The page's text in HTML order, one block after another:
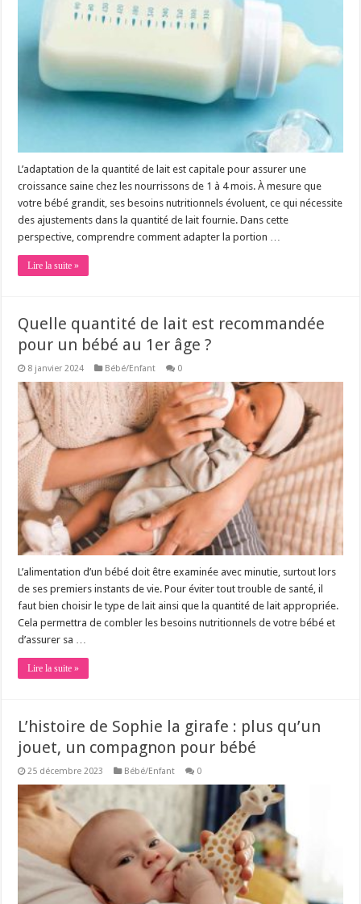
L’adaptation de la quantité de lait est capitale pour assurer une
croissance saine chez les nourrissons de 1 à 4 mois. À mesure que
votre bébé grandit, ses besoins nutritionnels évoluent, ce qui nécessite
des ajustements dans la quantité de lait fournie. Dans cette
perspective, comprendre comment adapter la portion …
Lire la suite »
Quelle quantité de lait est recommandée
pour un bébé au 1er âge ?
8 janvier 2024 Bébé/Enfant 0
L’alimentation d’un bébé doit être examinée avec minutie, surtout lors
de ses premiers instants de vie. Pour éviter tout trouble de santé, il
faut bien choisir le type de lait ainsi que la quantité de lait appropriée.
Cela permettra de combler les besoins nutritionnels de votre bébé et
d’assurer sa …
Lire la suite »
L’histoire de Sophie la girafe : plus qu’un
jouet, un compagnon pour bébé
25 décembre 2023 Bébé/Enfant 0